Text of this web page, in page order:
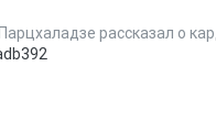
рассказал о